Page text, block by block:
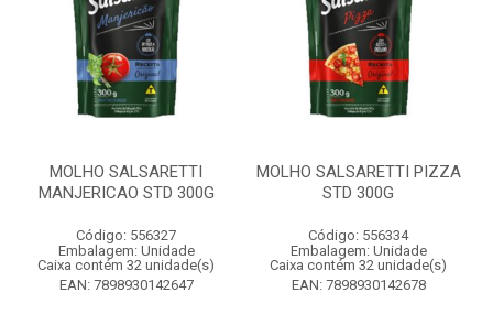
MOLHO SALSARETTI
MANJERICAO STD 300G
Código: 556327
Embalagem: Unidade
Caixa contém 32 unidade(s)
EAN: 7898930142647
MOLHO SALSARETTI PIZZA
STD 300G
Código: 556334
Embalagem: Unidade
Caixa contém 32 unidade(s)
EAN: 7898930142678